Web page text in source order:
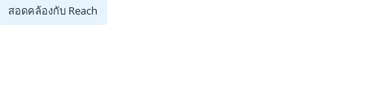
สอดคล้องกับ Reach